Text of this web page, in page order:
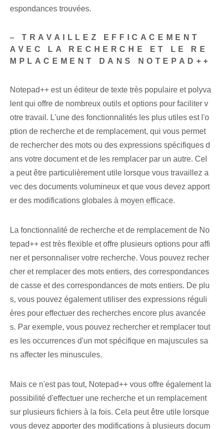
espondances trouvées.
– TRAVAILLEZ EFFICACEMENT
AVEC LA RECHERCHE ET LE RE
MPLACEMENT DANS NOTEPAD++
Notepad++ est un éditeur de texte très populaire et polyva
lent qui offre de nombreux outils et options pour faciliter v
otre travail. L'une des fonctionnalités les plus utiles est l'o
ption de recherche et de remplacement, qui vous permet
de rechercher des mots ou des expressions spécifiques d
ans votre document et de les remplacer par un autre. Cel
a peut être particulièrement utile lorsque vous travaillez a
vec des documents volumineux et que vous devez apport
er des modifications globales à moyen efficace.
La fonctionnalité de recherche et de remplacement de No
tepad++ est très flexible et offre plusieurs options pour affi
ner et personnaliser votre recherche. Vous pouvez recher
cher et remplacer des mots entiers, des correspondances
de casse et des correspondances de mots entiers. De plu
s, vous pouvez également utiliser des expressions réguli
ères pour effectuer des recherches encore plus avancée
s. Par exemple, vous pouvez rechercher et remplacer tout
es les occurrences d'un mot spécifique en majuscules sa
ns affecter les minuscules.
Mais ce n'est pas tout, Notepad++ vous offre également la
possibilité d'effectuer une recherche et un remplacement
sur plusieurs fichiers à la fois. Cela peut être utile lorsque
vous devez apporter des modifications à plusieurs docum